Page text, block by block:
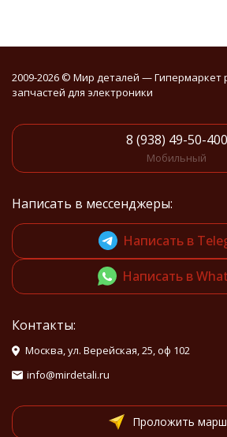
2009-2026 © Мир деталей — Гипермаркет
запчастей для электроники
8 (938) 49-50-400
Мобильный
Написать в мессенджеры:
Написать в
Написать в
Контакты:
Москва, ул. Верейская, 25, оф 102
info@mirdetali.ru
Проложить